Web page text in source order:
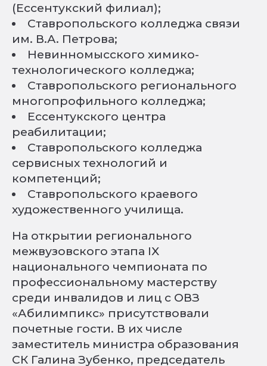
(Ессентукский филиал);
Ставропольского колледжа связи
им. В.А. Петрова;
Невинномысского химико-
технологического колледжа;
Ставропольского регионального
многопрофильного колледжа;
Ессентукского центра
реабилитации;
Ставропольского колледжа
сервисных технологий и
компетенций;
Ставропольского краевого
художественного училища.
На открытии регионального
межвузовского этапа IX
национального чемпионата по
профессиональному мастерству
среди инвалидов и лиц с ОВЗ
«Абилимпикс» присутствовали
почетные гости. В их числе
заместитель министра образования
СК Галина Зубенко, председатель